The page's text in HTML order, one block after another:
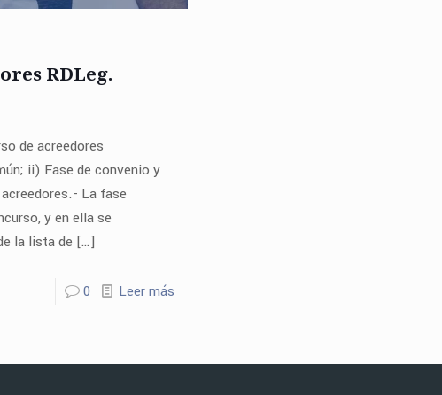
RDLeg.
de acreedores
ii) Fase de convenio y
La fase
y en ella se
la lista de […]
0 Leer más